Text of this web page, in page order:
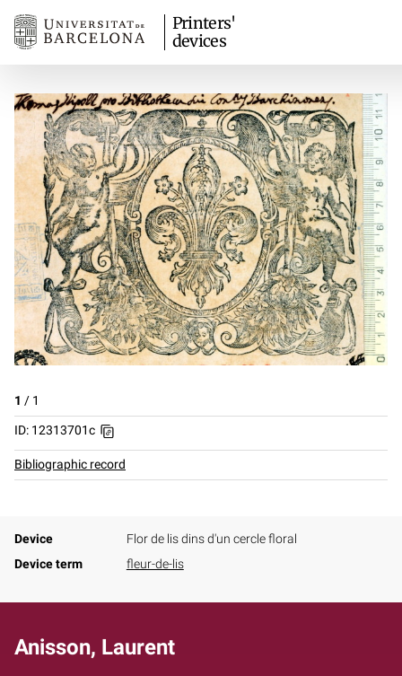
Printers'
devices
1 / 1
ID: 12313701c
Bibliographic record
Device
Flor de lis dins d'un cercle floral
Device term
fleur-de-lis
Anisson, Laurent